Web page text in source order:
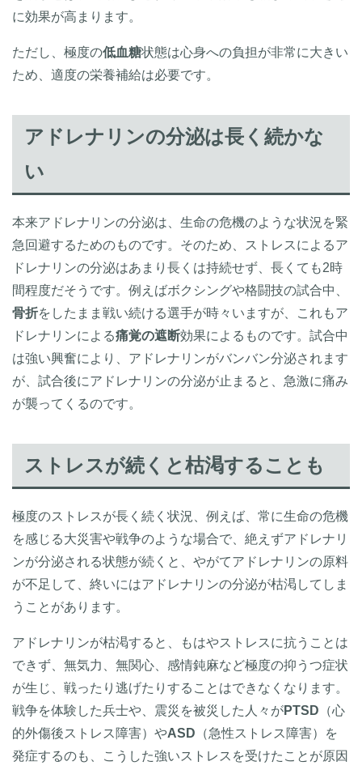
に効果が高まります。
ただし、極度の低血糖状態は心身への負担が非常に大きい
ため、適度の栄養補給は必要です。
アドレナリンの分泌は長く続かな
い
本来アドレナリンの分泌は、生命の危機のような状況を緊
急回避するためのものです。そのため、ストレスによるア
ドレナリンの分泌はあまり長くは持続せず、長くても2時
間程度だそうです。例えばボクシングや格闘技の試合中、
骨折をしたまま戦い続ける選手が時々いますが、これもア
ドレナリンによる痛覚の遮断効果によるものです。試合中
は強い興奮により、アドレナリンがバンバン分泌されます
が、試合後にアドレナリンの分泌が止まると、急激に痛み
が襲ってくるのです。
ストレスが続くと枯渇することも
極度のストレスが長く続く状況、例えば、常に生命の危機
を感じる大災害や戦争のような場合で、絶えずアドレナリ
ンが分泌される状態が続くと、やがてアドレナリンの原料
が不足して、終いにはアドレナリンの分泌が枯渇してしま
うことがあります。
アドレナリンが枯渇すると、もはやストレスに抗うことは
できず、無気力、無関心、感情鈍麻など極度の抑うつ症状
が生じ、戦ったり逃げたりすることはできなくなります。
戦争を体験した兵士や、震災を被災した人々がPTSD （心
的外傷後ストレス障害）やASD （急性ストレス障害）を
発症するのも、こうした強いストレスを受けたことが原因